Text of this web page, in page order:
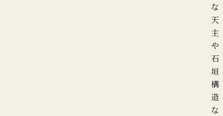
な
天
主
や
石
垣
構
造
な